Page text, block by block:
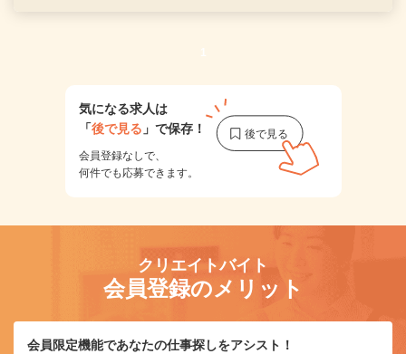
1
気になる求人は
「後で見る 」で保存！
会員登録なしで、
何件でも応募できます。
クリエイトバイト
会員登録のメリット
会員限定機能であなたの仕事探しをアシスト！